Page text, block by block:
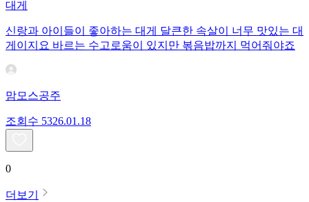
대게
신랑과 아이들이 좋아하는 대게 달큰한 속살이 너무 맛있는 대
게이지요 바르는 수고로움이 있지만 볶음밥까지 먹어줘야죠
맘모스공주
조회수 5326.01.18
0
더보기